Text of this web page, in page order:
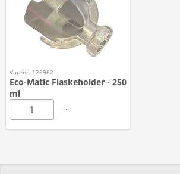
Varenr. 126962
Eco-Matic Flaskeholder - 250
ml